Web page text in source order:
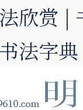
欣赏 |
书法字典